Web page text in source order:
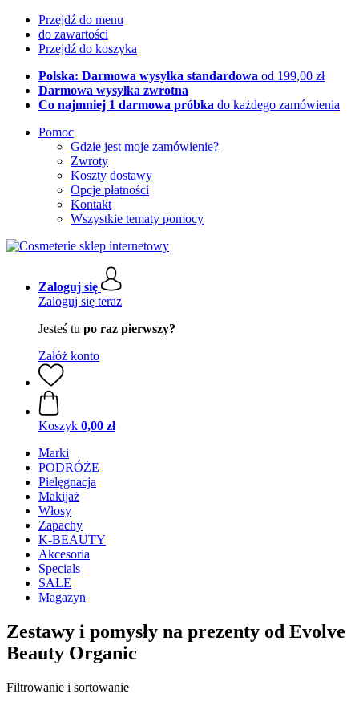
Przejdź do menu
do zawartości
Przejdź do koszyka
Polska: Darmowa wysyłka standardowa od 199,00 zł
Darmowa wysyłka zwrotna
Co najmniej 1 darmowa próbka do każdego zamówienia
Pomoc
Gdzie jest moje zamówienie?
Zwroty
Koszty dostawy
Opcje płatności
Kontakt
Wszystkie tematy pomocy
Zaloguj się
Zaloguj się teraz
Jesteś tu po raz pierwszy?
Załóż konto
Koszyk 0,00 zł
Marki
PODRÓŻE
Pielęgnacja
Makijaż
Włosy
Zapachy
K-BEAUTY
Akcesoria
Specials
SALE
Magazyn
Zestawy i pomysły na prezenty od Evolve
Beauty Organic
Filtrowanie i sortowanie